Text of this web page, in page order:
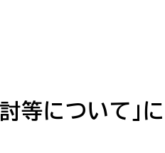
等について」